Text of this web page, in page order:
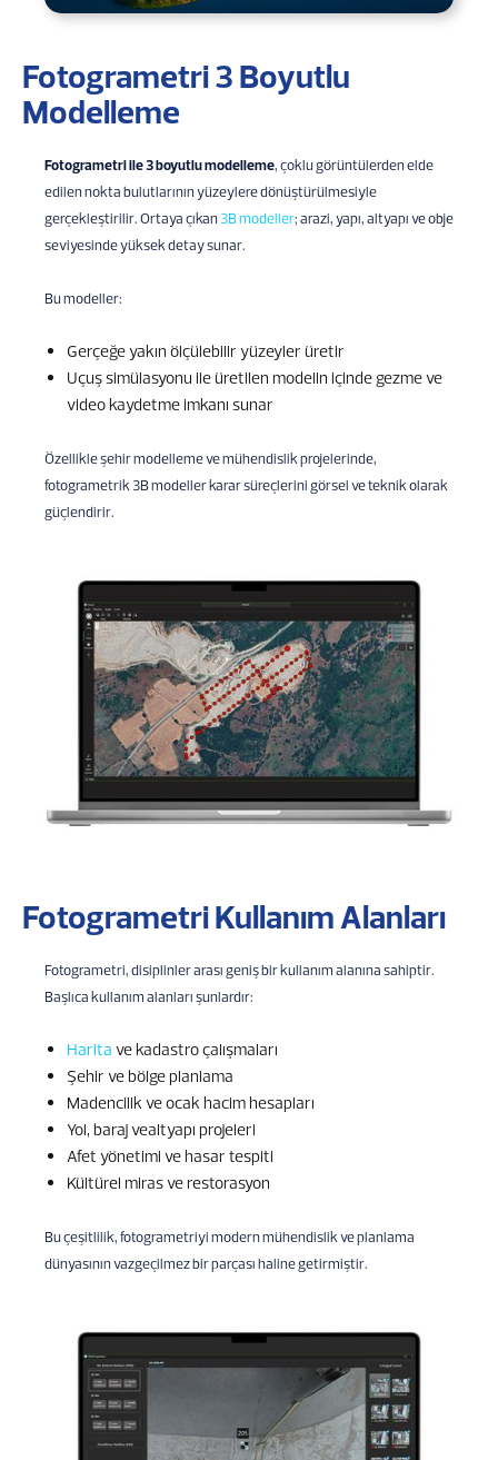
Fotogrametri 3 Boyutlu
Modelleme
Fotogrametri ile 3 boyutlu modelleme, çoklu görüntülerden elde
edilen nokta bulutlarının yüzeylere dönüştürülmesiyle
gerçekleştirilir. Ortaya çıkan 3B modeller; arazi, yapı, altyapı ve obje
seviyesinde yüksek detay sunar.
Bu modeller:
Gerçeğe yakın ölçülebilir yüzeyler üretir
Uçuş simülasyonu ile üretilen modelin içinde gezme ve
video kaydetme imkanı sunar
Özellikle şehir modelleme ve mühendislik projelerinde,
fotogrametrik 3B modeller karar süreçlerini görsel ve teknik olarak
güçlendirir.
Fotogrametri Kullanım Alanları
Fotogrametri, disiplinler arası geniş bir kullanım alanına sahiptir.
Başlıca kullanım alanları şunlardır:
Harita ve kadastro çalışmaları
Şehir ve bölge planlama
Madencilik ve ocak hacim hesapları
Yol, baraj vealtyapı projeleri
Afet yönetimi ve hasar tespiti
Kültürel miras ve restorasyon
Bu çeşitlilik, fotogrametriyi modern mühendislik ve planlama
dünyasının vazgeçilmez bir parçası haline getirmiştir.